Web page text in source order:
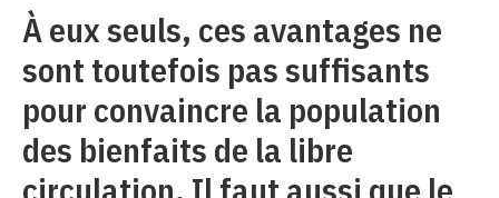
À eux seuls, ces avantages ne
sont toutefois pas suffisants
pour convaincre la population
des bienfaits de la libre